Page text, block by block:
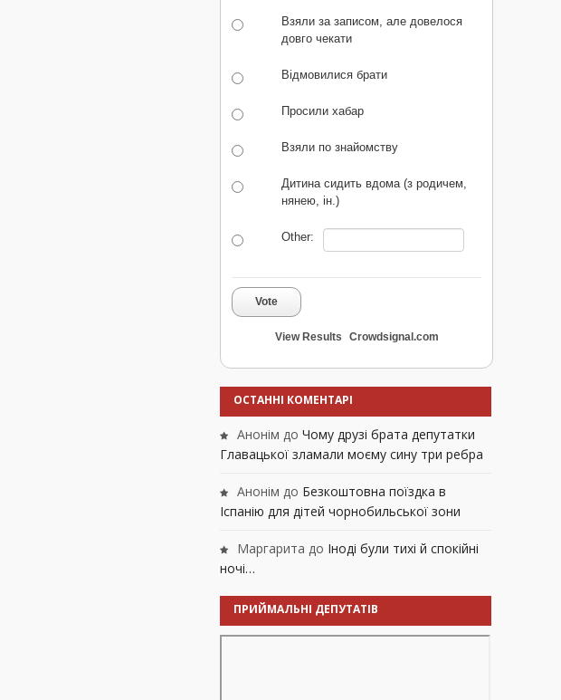
Взяли за записом, але довелося
довго чекати
Відмовилися брати
Просили хабар
Взяли по знайомству
Дитина сидить вдома (з родичем,
нянею, ін.)
Other:
Vote
View Results Crowdsignal.com
ОСТАННІ КОМЕНТАРІ
Анонім до Чому друзі брата депутатки
Главацької зламали моєму сину три ребра
Анонім до Безкоштовна поїздка в
Іспанію для дітей чорнобильської зони
Маргарита до Іноді були тихі й спокійні
ночі…
ПРИЙМАЛЬНІ ДЕПУТАТІВ